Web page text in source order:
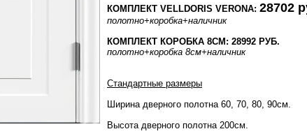
КОМПЛЕКТ VELLDORIS VERONA: 28702
полотно+коробка+наличник
КОМПЛЕКТ КОРОБКА 8СМ: 28992 РУБ.
полотно+коробка 8см+наличник
Стандартные размеры
Ширина дверного полотна 60, 70, 80, 90см.
Высота дверного полотна 200см.